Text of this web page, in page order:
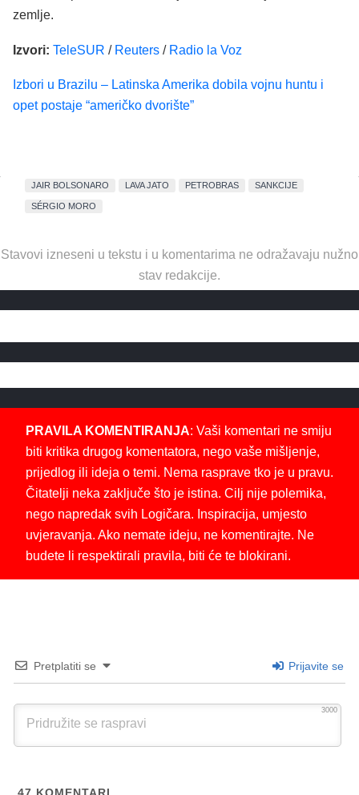
zemlje.
Izvori: TeleSUR / Reuters /Radio la Voz
Izbori u Brazilu – Latinska Amerika dobila vojnu huntu i
opet postaje “američko dvorište”
JAIR BOLSONARO LAVA JATO PETROBRAS SANKCIJE
SÉRGIO MORO
Stavovi izneseni u tekstu i u komentarima ne odražavaju nužno
stav redakcije.
PRAVILA KOMENTIRANJA: Vaši komentari ne smiju
biti kritika drugog komentatora, nego vaše mišljenje,
prijedlog ili ideja o temi. Nema rasprave tko je u pravu.
Čitatelji neka zaključe što je istina. Cilj nije polemika,
nego napredak svih Logičara. Inspiracija, umjesto
uvjeravanja. Ako nemate ideju, ne komentirajte. Ne
budete li respektirali pravila, biti će te blokirani.
Pretplatiti se Prijavite se
3000
47 KOMENTARI